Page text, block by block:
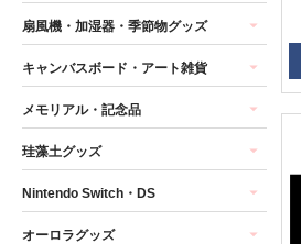
扇風機・加湿器・季節物グッズ
キャンバスボード・アート雑貨
メモリアル・記念品
珪藻土グッズ
Nintendo Switch・DS
オーロラグッズ